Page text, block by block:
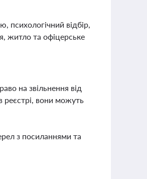
психологічний відбір,
житло та офіцерське
на звільнення від
реєстрі, вони можуть
з посиланнями та